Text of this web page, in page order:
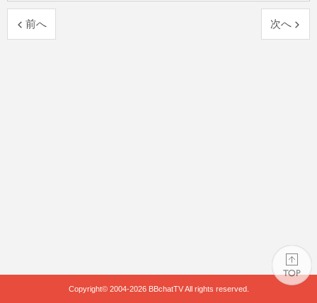
前へ 次へ
Copyright© 2004-2026 BBchatTVAll rights reserved.